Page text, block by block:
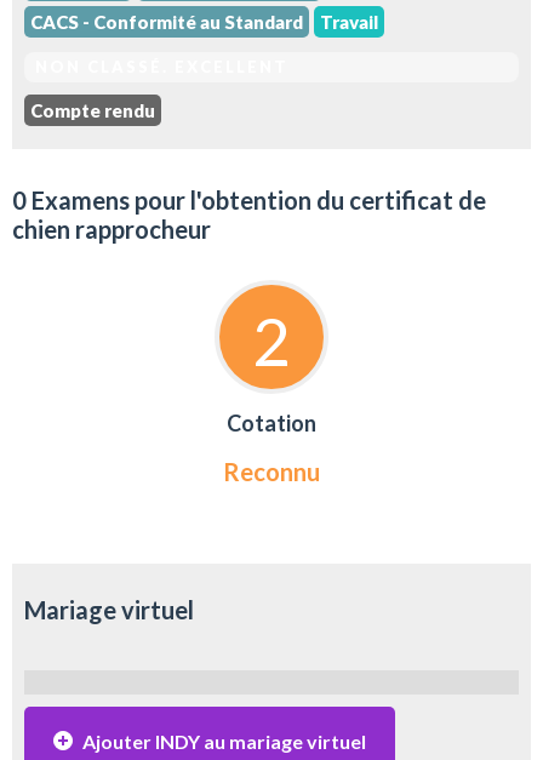
CACS - Conformité au Standard Travail
Compte rendu
0 Examens pour l'obtention du certificat de
chien rapprocheur
2
Cotation
Reconnu
Mariage virtuel
Ajouter INDY au mariage virtuel